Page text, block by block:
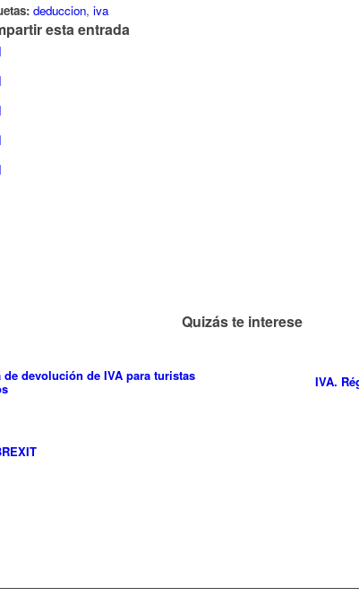
deduccion, iva
esta entrada
Quizás te interese
de devolución de IVA para turistas IVA.